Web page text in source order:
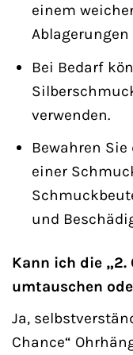
einem
Bei Bedarf
verwenden.
Bewahren
einer
und
Kann ich die „2.
umtauschen
Ja,
Chance“